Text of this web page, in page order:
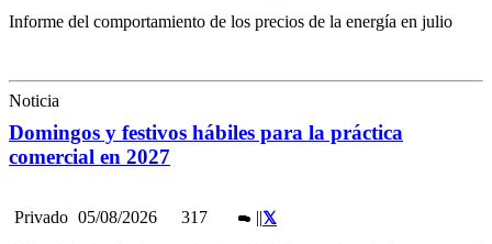
Informe del comportamiento de los precios de la energía en julio
Noticia
Domingos y festivos hábiles para la práctica
comercial en 2027
Privado 05/08/2026 317 ||